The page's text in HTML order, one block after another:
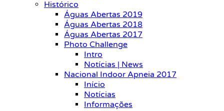
Histórico
Águas Abertas 2019
Águas Abertas 2018
Águas Abertas 2017
Photo Challenge
Intro
Notícias | News
Nacional Indoor Apneia 2017
Início
Notícias
Informações